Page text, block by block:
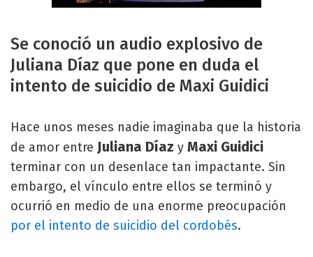
Se conoció un audio explosivo de
Juliana Díaz que pone en duda el
intento de suicidio de Maxi Guidici
Hace unos meses nadie imaginaba que la historia
de amor entre Juliana Díaz y Maxi Guidici
terminar con un desenlace tan impactante. Sin
embargo, el vínculo entre ellos se terminó y
ocurrió en medio de una enorme preocupación
por el intento de suicidio del cordobés.